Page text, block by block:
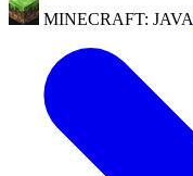
MINECRAFT: JAVA